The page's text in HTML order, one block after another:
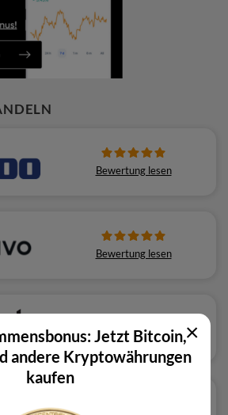
Bewertung lesen
Bewertung lesen
Bewertung lesen
Jetzt Bitcoin,
andere Kryptowährungen
kaufen
×